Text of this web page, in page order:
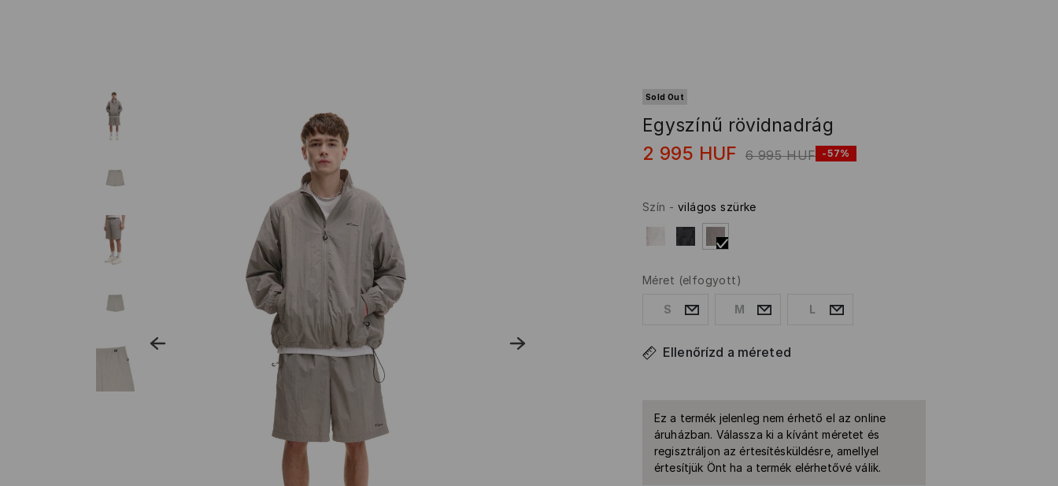
Sold Out
Egyszínű rövidnadrág
2 995 HUF 6 995 HUF -57%
Szín - világos szürke
Méret (elfogyott)
S M L
Ellenőrízd a méreted
Ez a termék jelenleg nem érhető el az online
áruházban. Válassza ki a kívánt méretet és
regisztráljon az értesítésküldésre, amellyel
értesítjük Önt ha a termék elérhetővé válik.